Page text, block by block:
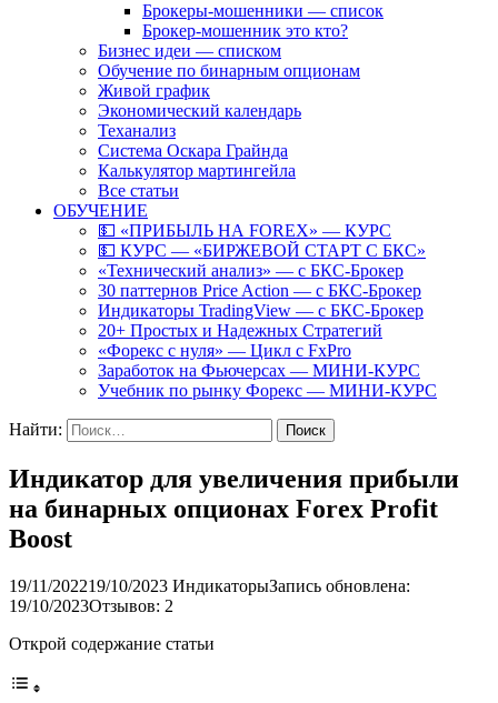
Брокеры-мошенники — список
Брокер-мошенник это кто?
Бизнес идеи — списком
Обучение по бинарным опционам
Живой график
Экономический календарь
Теханализ
Система Оскара Грайнда
Калькулятор мартингейла
Все статьи
ОБУЧЕНИЕ
💵 «ПРИБЫЛЬ НА FOREX» — КУРС
💵 КУРС — «БИРЖЕВОЙ СТАРТ С БКС»
«Технический анализ» — с БКС-Брокер
30 паттернов Price Action — с БКС-Брокер
Индикаторы TradingView — с БКС-Брокер
20+ Простых и Надежных Стратегий
«Форекс с нуля» — Цикл с FxPro
Заработок на Фьючерсах — МИНИ-КУРС
Учебник по рынку Форекс — МИНИ-КУРС
Найти:
Индикатор для увеличения прибыли
на бинарных опционах Forex Profit
Boost
19/11/202219/10/2023 ИндикаторыЗапись обновлена:
19/10/2023Отзывов: 2
Открой содержание статьи